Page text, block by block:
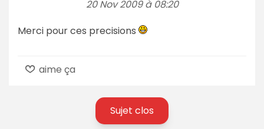
20 Nov 2009 à 08:20
Merci pour ces precisions
aime ça
Sujet clos